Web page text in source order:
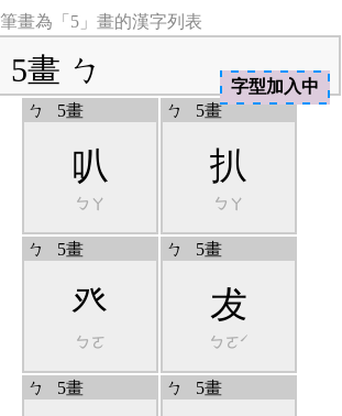
筆畫為「5」畫的漢字列表
5畫 ㄅ
ㄅ 5畫
叭
ㄅㄚ
ㄅ 5畫
扒
ㄅㄚ
ㄅ 5畫
癶
ㄅㄛ
ㄅ 5畫
犮
ㄅㄛˊ
ㄅ 5畫 ㄅ 5畫
字型加入中